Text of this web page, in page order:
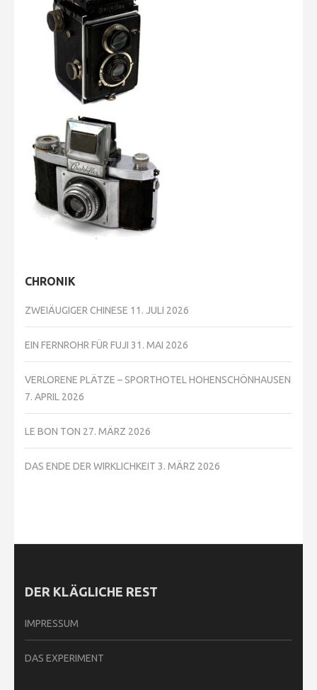
CHRONIK
ZWEIÄUGIGER CHINESE 11. JULI 2026
EIN FERNROHR FÜR FUJI 31. MAI 2026
VERLORENE PLÄTZE – SPORTHOTEL HOHENSCHÖNHAUSEN
7. APRIL 2026
LE BON TON 27. MÄRZ 2026
DAS ENDE DER WIRKLICHKEIT 3. MÄRZ 2026
DER KLÄGLICHE REST
IMPRESSUM
DAS EXPERIMENT